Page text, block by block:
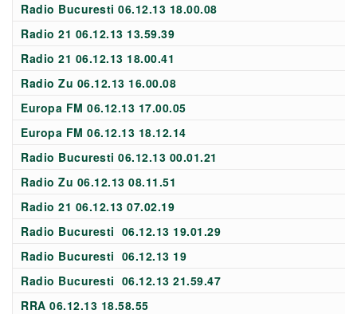
Radio Bucuresti 06.12.13 18.00.08
Radio 21 06.12.13 13.59.39
Radio 21 06.12.13 18.00.41
Radio Zu 06.12.13 16.00.08
Europa FM 06.12.13 17.00.05
Europa FM 06.12.13 18.12.14
Radio Bucuresti 06.12.13 00.01.21
Radio Zu 06.12.13 08.11.51
Radio 21 06.12.13 07.02.19
Radio Bucuresti 06.12.13 19.01.29
Radio Bucuresti 06.12.13 19
Radio Bucuresti 06.12.13 21.59.47
RRA 06.12.13 18.58.55